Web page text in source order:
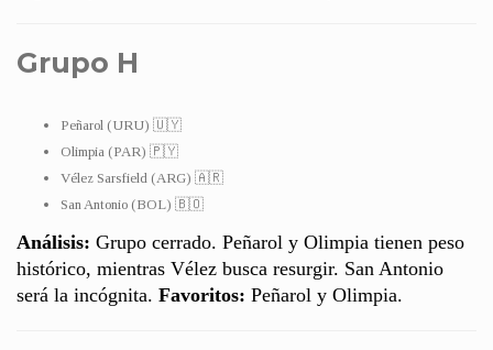
Grupo H
Peñarol (URU) 🇺🇾
Olimpia (PAR) 🇵🇾
Vélez Sarsfield (ARG) 🇦🇷
San Antonio (BOL) 🇧🇴
Análisis: Grupo cerrado. Peñarol y Olimpia tienen peso
histórico, mientras Vélez busca resurgir. San Antonio
será la incógnita. Favoritos: Peñarol y Olimpia.